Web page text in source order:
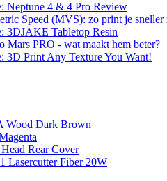
Neptune 4 & 4 Pro Review
Speed (MVS): zo print je sneller
3DJAKE Tabletop Resin
Mars PRO - wat maakt hem beter?
3D Print Any Texture You Want!
Wood Dark Brown
Rear Cover
Lasercutter Fiber 20W